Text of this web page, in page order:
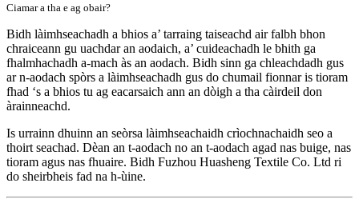
Ciamar a tha e ag obair?
Bidh làimhseachadh a bhios a’ tarraing taiseachd air falbh bhon
chraiceann gu uachdar an aodaich, a’ cuideachadh le bhith ga
fhalmhachadh a-mach às an aodach. Bidh sinn ga chleachdadh gus
ar n-aodach spòrs a làimhseachadh gus do chumail fionnar is tioram
fhad ‘s a bhios tu ag eacarsaich ann an dòigh a tha càirdeil don
àrainneachd.
Is urrainn dhuinn an seòrsa làimhseachaidh crìochnachaidh seo a
thoirt seachad. Dèan an t-aodach no an t-aodach agad nas buige, nas
tioram agus nas fhuaire. Bidh Fuzhou Huasheng Textile Co. Ltd ri
do sheirbheis fad na h-ùine.